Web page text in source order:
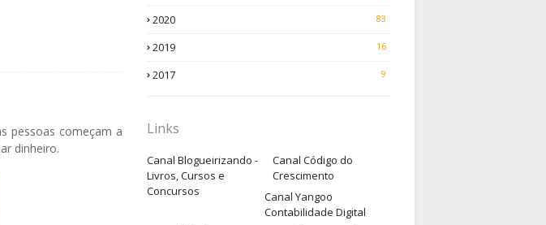
pessoas começam a
dinheiro.
2020 83
2019 16
2017 9
Links
Canal Blogueirizando -
Livros, Cursos e
Concursos
Canal Código do
Crescimento
Canal Yangoo
Contabilidade Digital